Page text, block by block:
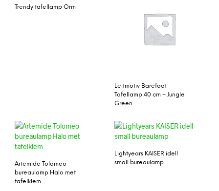
Trendy tafellamp Orm
Leitmotiv Barefoot
Tafellamp 40 cm – Jungle
Green
Artemide Tolomeo
bureaulamp Halo met
tafelklem
Lightyears KAISER idell
small bureaulamp